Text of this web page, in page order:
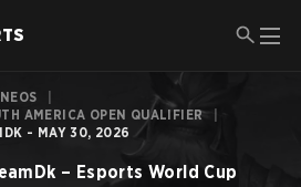
AMERICA OPEN QUALIFIER
- MAY 30, 2026
– Esports World Cup